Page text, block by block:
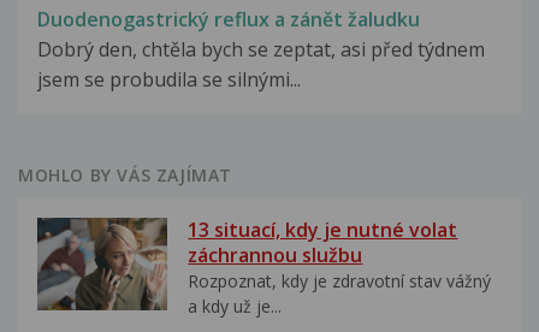
Duodenogastrický reflux a zánět žaludku
Dobrý den, chtěla bych se zeptat, asi před týdnem
jsem se probudila se silnými...
MOHLO BY VÁS ZAJÍMAT
13 situací, kdy je nutné volat
záchrannou službu
Rozpoznat, kdy je zdravotní stav vážný
a kdy už je...